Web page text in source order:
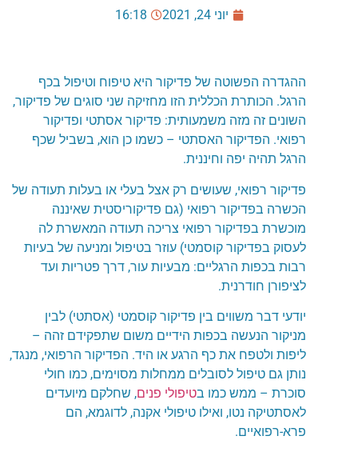
יוני 24, 2021 16:18
ההגדרה הפשוטה של פדיקור היא טיפוח וטיפול בכף
הרגל. הכותרת הכללית הזו מחזיקה שני סוגים של פדיקור,
השונים זה מזה משמעותית: פדיקור אסתטי ופדיקור
רפואי. הפדיקור האסתטי – כשמו כן הוא, בשביל שכף
הרגל תהיה יפה וחיננית.
פדיקור רפואי, שעושים רק אצל בעלי או בעלות תעודה של
הכשרה בפדיקור רפואי (גם פדיקוריסטית שאיננה
מוכשרת בפדיקור רפואי צריכה תעודה המאשרת לה
לעסוק בפדיקור קוסמטי) עוזר בטיפול ומניעה של בעיות
רבות בכפות הרגליים: מבעיות עור, דרך פטריות ועד
לציפורן חודרנית.
יודעי דבר משווים בין פדיקור קוסמטי (אסתטי) לבין
מניקור הנעשה בכפות הידיים משום שתפקידם זהה –
ליפות ולטפח את כף הרגע או היד. הפדיקור הרפואי, מנגד,
נותן גם טיפול לסובלים ממחלות מסוימים, כמו חולי
סוכרת – ממש כמו בטיפולי פנים, שחלקם מיועדים
לאסתטיקה נטו, ואילו טיפולי אקנה, לדוגמא, הם
פרא-רפואיים.